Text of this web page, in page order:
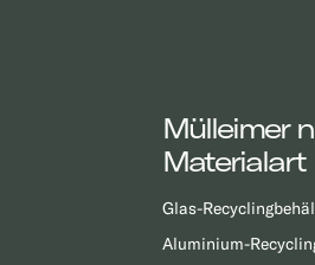
Mülleimer
Materialart
Glas-
Aluminium-